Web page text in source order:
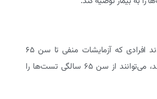
پزشکان معتقدند افرادی که آزمایشات منفی تا سن ۶۵
سالگی داشته‌اند، می‌توانند از سن ۶۵ سالگی تست‌ها را